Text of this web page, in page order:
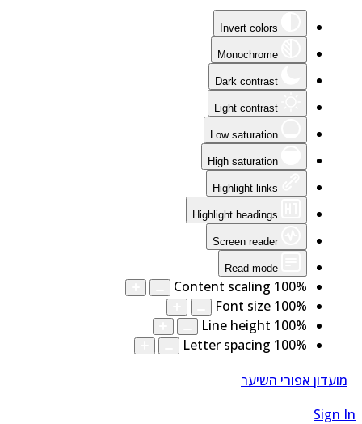
Invert colors
Monochrome
Dark contrast
Light contrast
Low saturation
High saturation
Highlight links
Highlight headings
Screen reader
Read mode
Content scaling 100 %
Font size 100 %
Line height 100 %
Letter spacing 100 %
מועדון אפורי השיער
Sign